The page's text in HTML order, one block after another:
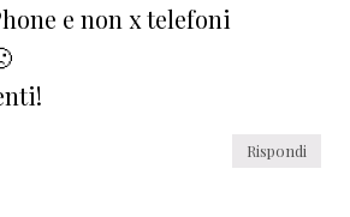
e non x telefoni
Rispondi